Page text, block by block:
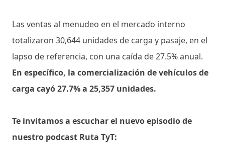
Las ventas al menudeo en el mercado interno
totalizaron 30,644 unidades de carga y pasaje, en el
lapso de referencia, con una caída de 27.5% anual.
En específico, la comercialización de vehículos de
carga cayó 27.7% a 25,357 unidades.
Te invitamos a escuchar el nuevo episodio de
nuestro podcast Ruta TyT: